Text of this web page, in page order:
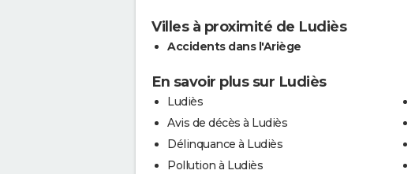
Villes à proximité de Ludiès
Accidents dans l'Ariège
En savoir plus sur Ludiès
Ludiès
Avis de décès à Ludiès
Délinquance à Ludiès
Pollution à Ludiès